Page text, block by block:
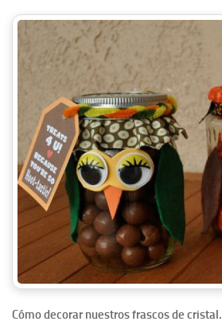
Cómo decorar nuestros frascos de cristal.